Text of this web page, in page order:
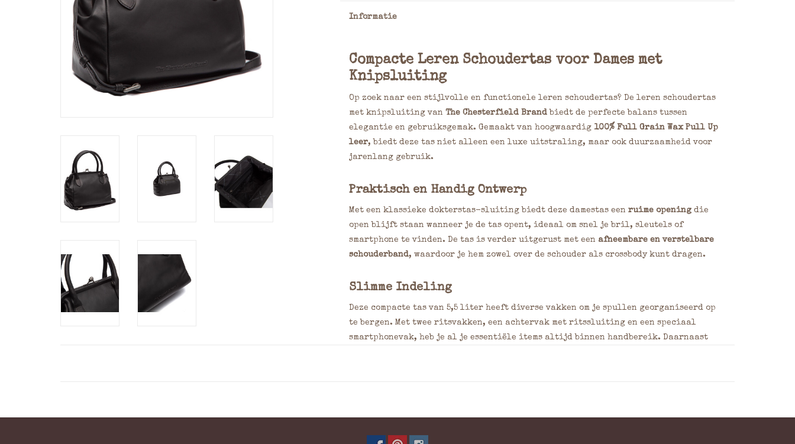
Informatie
Compacte Leren Schoudertas voor Dames met
Knipsluiting
Op zoek naar een stijlvolle en functionele leren schoudertas? De leren schoudertas
met knipsluiting van The Chesterfield Brandbiedt de perfecte balans tussen
elegantie en gebruiksgemak. Gemaakt van hoogwaardig 100% Full Grain Wax Pull Up
leer, biedt deze tas niet alleen een luxe uitstraling, maar ook duurzaamheid voor
jarenlang gebruik.
Praktisch en Handig Ontwerp
Met een klassieke dokterstas-sluiting biedt deze damestas een ruime openingdie
open blijft staan wanneer je de tas opent, ideaal om snel je bril, sleutels of
smartphone te vinden. De tas is verder uitgerust met een afneembare en verstelbare
schouderband, waardoor je hem zowel over de schouder als crossbody kunt dragen.
Slimme Indeling
Deze compacte tas van 5,5 liter heeft diverse vakken om je spullen georganiseerd op
te bergen. Met twee ritsvakken, een achtervak met ritssluiting en een speciaal
smartphonevak, heb je al je essentiële items altijd binnen handbereik. Daarnaast
eenvoudig wegwrijven, waardoor de tas jarenlang als nieuw blijft.